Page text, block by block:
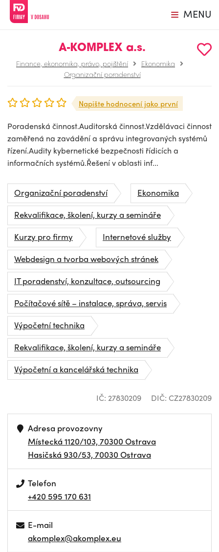
MENU
A-KOMPLEX a.s.
Finance, ekonomika, právo, pojištění
Ekonomika
Organizační poradenství
Napište hodnocení jako první
Poradenská činnost.Auditorská činnost.Vzdělávaci činnost
zaměřená na zavádění a správu integrovaných systémů
řízení.Audity kybernetické bezpečnosti řídicích a
informačních systémů.Řešení v oblasti inf...
Organizační poradenství
Ekonomika
Rekvalifikace, školení, kurzy a semináře
Kurzy pro firmy
Internetové služby
Webdesign a tvorba webových stránek
IT poradenství, konzultace, outsourcing
Počítačové sítě – instalace, správa, servis
Výpočetní technika
Rekvalifikace, školení, kurzy a semináře
Výpočetní a kancelářská technika
IČ: 27830209 DIČ: CZ27830209
Adresa provozovny
Místecká 1120/103, 70300 Ostrava
Hasičská 930/53, 70030 Ostrava
Telefon
+420 595 170 631
E-mail
akomplex@akomplex.eu